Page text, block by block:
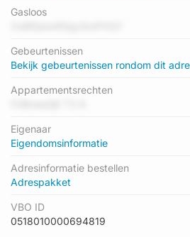
hoogste energielabel in de straat is
dit adres ligt heeft als status: 'pand in
Gasloos
Gebeurtenissen
Bekijk gebeurtenissen rondom dit
Appartementsrechten
Eigenaar
Eigendomsinformatie
Adresinformatie bestellen
Adrespakket
VBO ID
0518010000694819